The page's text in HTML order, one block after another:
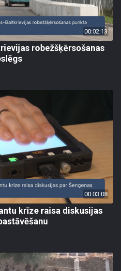
00:02:13
robežšķērsošanas
00:03:08
krīze raisa diskusijas